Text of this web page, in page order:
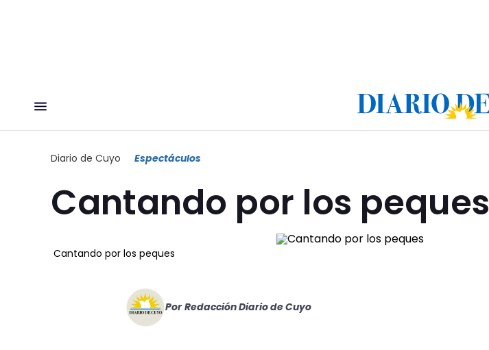
Diario de Cuyo Espectáculos
Cantando por los peques
Cantando por los peques
Por Redacción Diario de Cuyo